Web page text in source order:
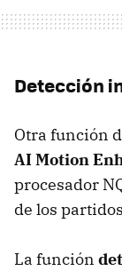
Detección
Otra función
AI Motion
procesador
de los
La función